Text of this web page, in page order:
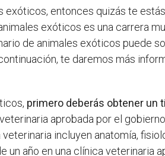
exóticos, entonces quizás te
exóticos es una carrera
de animales exóticos puede
te daremos más
primero deberás obtener un
aprobada por el
incluyen anatomía,
año en una clínica veterinaria